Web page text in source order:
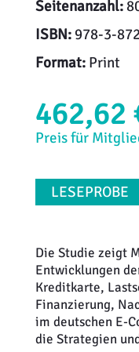
Seitenanzahl:
ISBN:978-3-
Format:Print
462,62
Preis für
LESEPROBE
Die Studie zeigt
Entwicklungen
Kreditkarte,
Finanzierung,
im deutschen E-
die Strategien